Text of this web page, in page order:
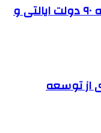
ضعف امنیتی مایکروسافت؛ به ۹۰ دولت ایالتی و
از توسعه